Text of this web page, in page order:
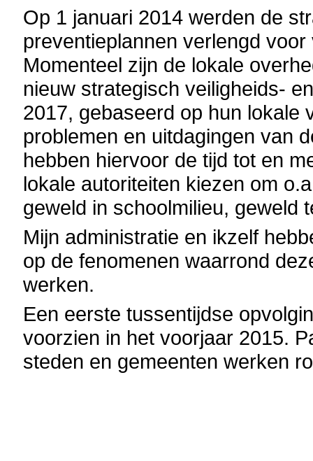
Op 1 januari 2014 werden de
preventieplannen verlengd
Momenteel zijn de lokale
nieuw strategisch veiligheids-
2017, gebaseerd op hun lokale
problemen en uitdagingen van
hebben hiervoor de tijd tot en
lokale autoriteiten kiezen om
geweld in schoolmilieu,
Mijn administratie en ikzelf
op de fenomenen waarrond
werken.
Een eerste tussentijdse
voorzien in het voorjaar 2015.
steden en gemeenten werken